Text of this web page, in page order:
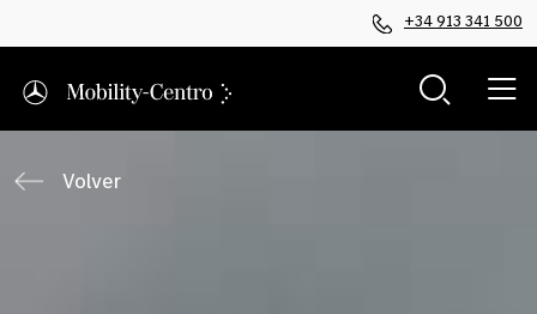
+34 913 341 500
Volver